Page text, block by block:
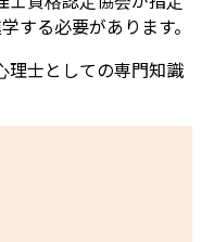
する必要があります。
理士としての専門知識